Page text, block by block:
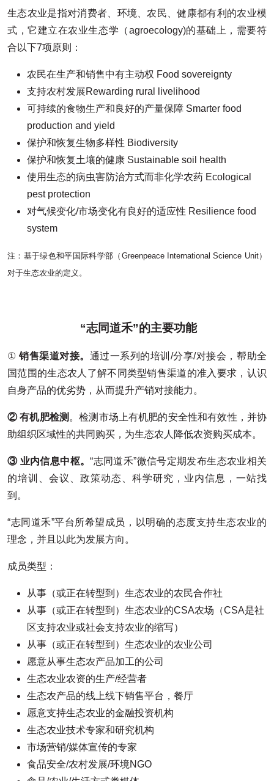
生态农业是指对消费者、环境、农民、健康都有利的农业模
式，它建立在农业生态学（agroecology)的基础上，需要符
合以下7项原则：
农民在生产和销售中有主动权 Food sovereignty
支持农村发展Rewarding rural livelihood
可持续的食物生产和良好的产量保障 Smarter food
production and yield
保护和恢复生物多样性 Biodiversity
保护和恢复土壤的健康 Sustainable soil health
使用生态的病虫害防治方式而非化学农药 Ecological
pest protection
对气候变化/市场变化有良好的适应性 Resilience food
system
注：基于绿色和平国际科学部（Greenpeace International Science Unit）
对于生态农业的定义。
“志同道禾”的主要功能
①销售渠道对接。 通过一系列的培训/分享/对接会，帮助全
国范围的生态农人了解不同类型销售渠道的准入要求，认识
自身产品的优劣势，从而提升产销对接能力。
② 有机肥检测 。检测市场上有机肥的安全性和有效性，并协
助组织区域性的共同购买，为生态农人降低农资购买成本。
③ 业内信息中枢。“志同道禾”微信号定期发布生态农业相关
的培训、会议、政策动态、科学研究，业内信息，一站找
到。
“志同道禾”平台所希望成员，以明确的态度支持生态农业的
理念，并且以此为发展方向。
成员类型：
从事（或正在转型到）生态农业的农民合作社
从事（或正在转型到）生态农业的CSA农场（CSA是社
区支持农业或社会支持农业的缩写）
从事（或正在转型到）生态农业的农业公司
愿意从事生态农产品加工的公司
生态农业农资的生产/经营者
生态农产品的线上线下销售平台，餐厅
愿意支持生态农业的金融投资机构
生态农业技术专家和研究机构
市场营销/媒体宣传的专家
食品安全/农村发展/环境NGO